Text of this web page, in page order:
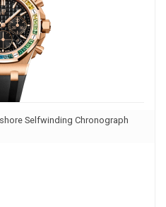
Selfwinding Chronograph